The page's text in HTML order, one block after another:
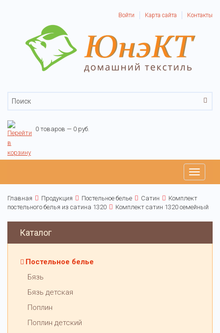
Войти Карта сайта Контакты
0 товаров — 0 руб.
Toggle
Главная Продукция Постельное белье Сатин
Комплект
постельного белья из сатина 1320
Комплект сатин 1320 семейный
Каталог
Постельное белье
Бязь
Бязь детская
Поплин
Поплин детский